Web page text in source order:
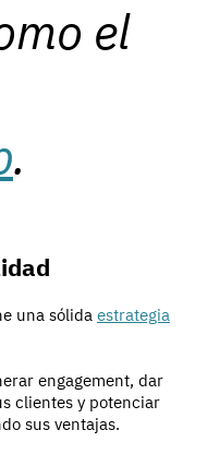
el
.
una sólida estrategia
engagement, dar
clientes y potenciar
sus ventajas.